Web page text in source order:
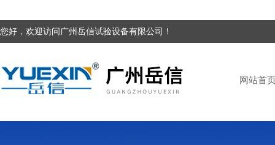
您好，欢迎访问广州岳信试验设备有限公司！
网站首